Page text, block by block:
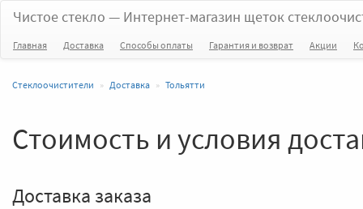
Чистое стекло — Интернет-магазин щеток
Главная Доставка Способы оплаты Гарантия и возврат Акции
Стеклоочистители Доставка Тольятти
Стоимость и условия
Доставка заказа